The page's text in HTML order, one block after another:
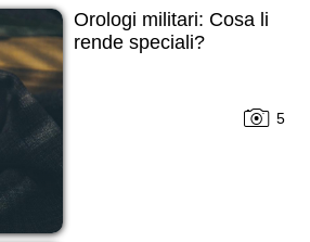
Orologi militari: Cosa li
rende speciali?
5